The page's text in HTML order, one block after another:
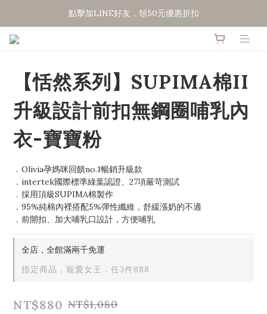
點擊加LINE好友，領50元優惠折扣
點擊加LINE好友，領50元優惠折扣
【恬然系列】SUPIMA棉II
升級設計前扣無鋼圈哺乳內
衣-寶寶粉
．Olivia孕媽咪回饋no.1暢銷升級款
．intertek國際標準綠葉認證、27項嚴苛測試
．採用頂級SUPIMA棉製作
．95%純棉內裡搭配5%彈性纖維，舒緩漲奶的不適
．前開扣、加大哺乳口設計，方便哺乳
全店，全館滿兩千免運
指定商品，寵愛女王．任3件888
NT$880 NT$1,080